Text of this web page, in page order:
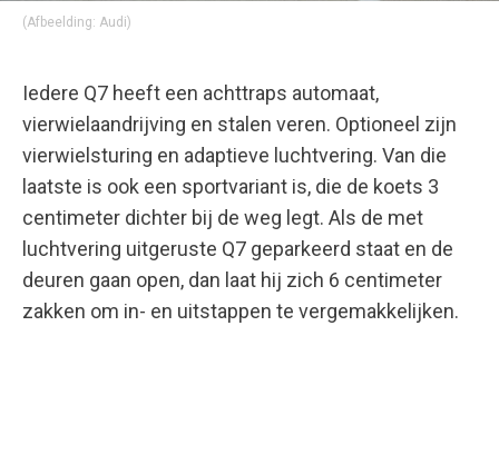
(Afbeelding: Audi)
Iedere Q7 heeft een achttraps automaat,
vierwielaandrijving en stalen veren. Optioneel zijn
vierwielsturing en adaptieve luchtvering. Van die
laatste is ook een sportvariant is, die de koets 3
centimeter dichter bij de weg legt. Als de met
luchtvering uitgeruste Q7 geparkeerd staat en de
deuren gaan open, dan laat hij zich 6 centimeter
zakken om in- en uitstappen te vergemakkelijken.